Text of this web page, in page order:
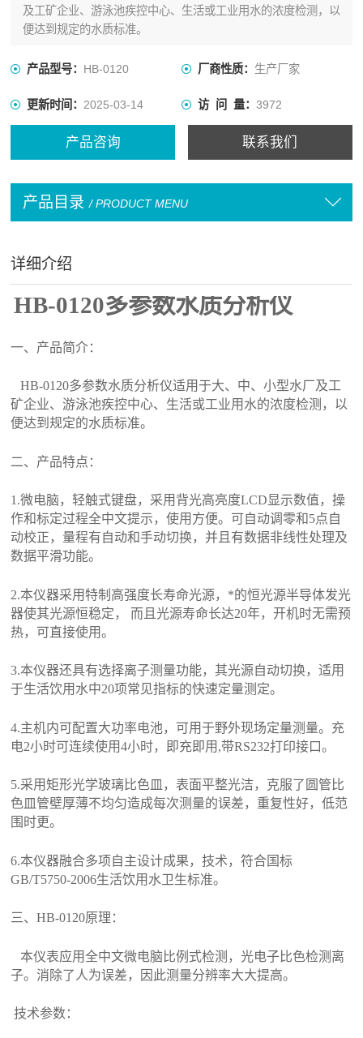
及工矿企业、游泳池疾控中心、生活或工业用水的浓度检测，以
便达到规定的水质标准。
产品型号： HB-0120 厂商性质： 生产厂家
更新时间：2025-03-14 访 问 量： 3972
产品咨询 联系我们
产品目录 / PRODUCT MENU
详细介绍
HB-0120多参数水质分析仪
一、 产品简介：
HB-0120多参数水质分析仪适用于大、中、小型水厂及工
矿企业、游泳池疾控中心、生活或工业用水的浓度检测，以
便达到规定的水质标准。
二、 产品特点：
1.微电脑，轻触式键盘，采用背光高亮度LCD显示数值，操
作和标定过程全中文提示，使用方便。可自动调零和5点自
动校正，量程有自动和手动切换，并且有数据非线性处理及
数据平滑功能。
2.本仪器采用特制高强度长寿命光源，*的恒光源半导体发光
器使其光源恒稳定， 而且光源寿命长达20年，开机时无需预
热，可直接使用。
3.本仪器还具有选择离子测量功能，其光源自动切换，适用
于生活饮用水中20项常见指标的快速定量测定。
4.主机内可配置大功率电池，可用于野外现场定量测量。充
电2小时可连续使用4小时，即充即用,带RS232打印接口。
5.采用矩形光学玻璃比色皿，表面平整光洁，克服了圆管比
色皿管壁厚薄不均匀造成每次测量的误差，重复性好，低范
围时更。
6.本仪器融合多项自主设计成果，技术，符合国标
GB/T5750-2006生活饮用水卫生标准。
三、HB-0120原理：
本仪表应用全中文微电脑比例式检测，光电子比色检测离
子。消除了人为误差，因此测量分辨率大大提高。
技术参数：